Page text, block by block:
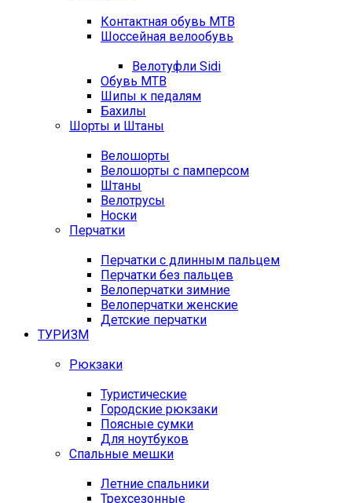
Контактная обувь MTB
Шоссейная велообувь
Велотуфли Sidi
Обувь MTB
Шипы к педалям
Бахилы
Шорты и Штаны
Велошорты
Велошорты с памперсом
Штаны
Велотрусы
Носки
Перчатки
Перчатки с длинным пальцем
Перчатки без пальцев
Велоперчатки зимние
Велоперчатки женские
Детские перчатки
ТУРИЗМ
Рюкзаки
Туристические
Городские рюкзаки
Поясные сумки
Для ноутбуков
Спальные мешки
Летние спальники
Трехсезонные